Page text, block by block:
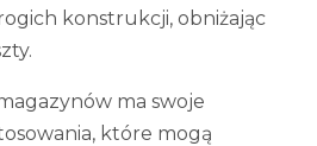
konstrukcji, obniżając
ma swoje
które mogą